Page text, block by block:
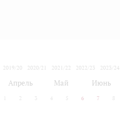
2019/20
2020/21 2021/22 2022/23
2023/24
Апрель Май Июнь
2 3 4 5 6 7 8